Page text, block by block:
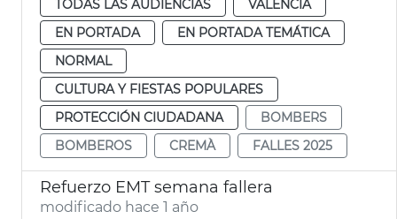
TODAS LAS AUDIENCIAS
VALENCIA
EN PORTADA
EN PORTADA TEMÁTICA
NORMAL
CULTURA Y FIESTAS POPULARES
PROTECCIÓN CIUDADANA
BOMBERS
BOMBEROS
CREMÀ FALLES 2025
Refuerzo EMT semana fallera
modificado hace 1 año